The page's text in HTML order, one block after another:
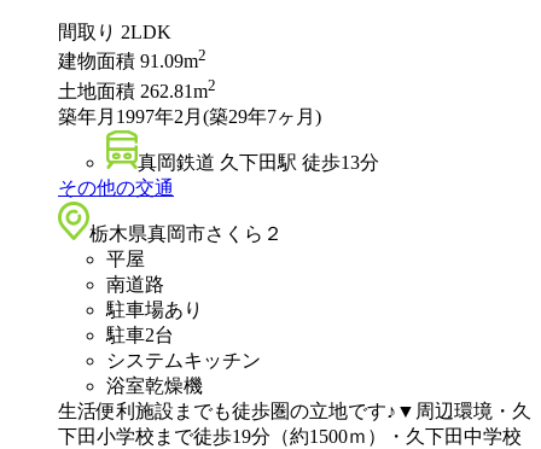
間取り 2LDK
建物面積 91.09m2
土地面積 262.81m2
築年月 1997年2月(築29年7ヶ月)
真岡鉄道 久下田駅 徒歩13分
その他の交通
栃木県真岡市さくら２
平屋
南道路
駐車場あり
駐車2台
システムキッチン
浴室乾燥機
生活便利施設までも徒歩圏の立地です♪▼周辺環境・久
下田小学校まで徒歩19分（約1500ｍ）・久下田中学校